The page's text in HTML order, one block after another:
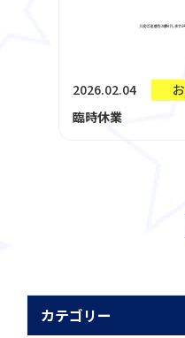
カテゴリー
2026.02.04
臨時休業